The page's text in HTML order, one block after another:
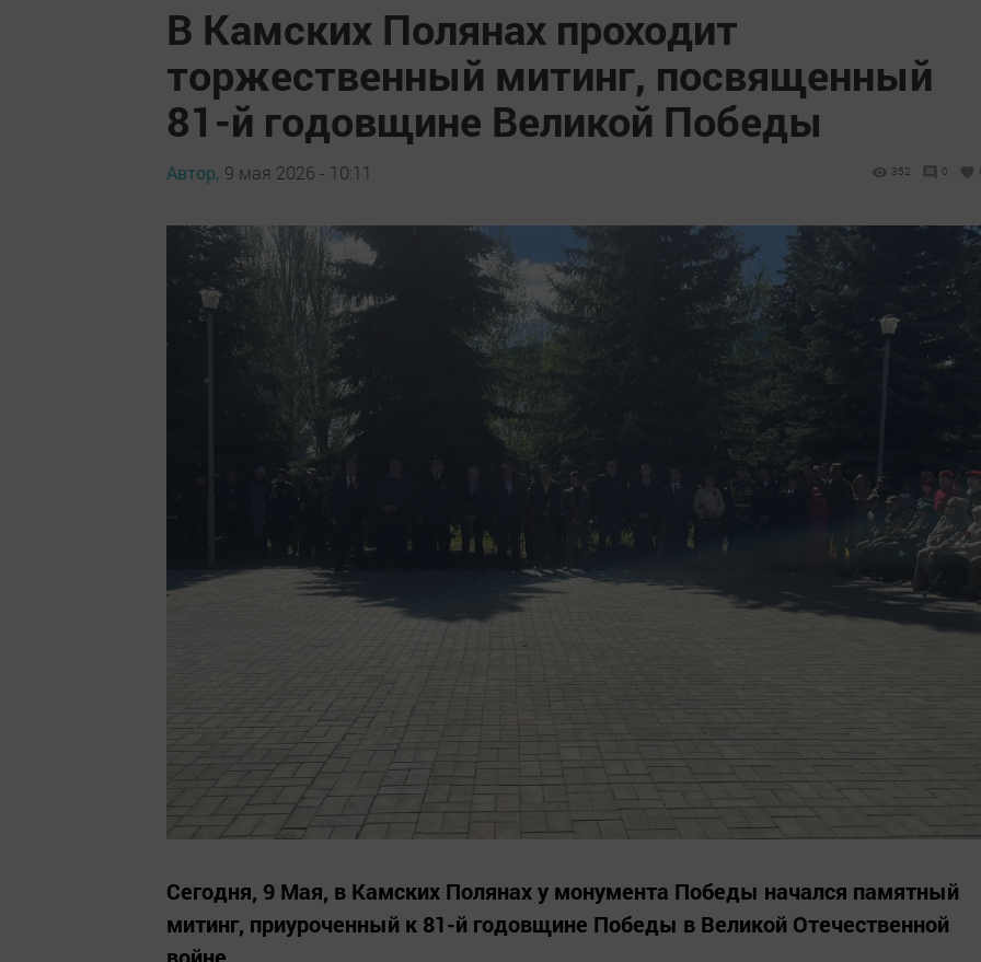
В Камских Полянах проходит
торжественный митинг, посвященный
81-й годовщине Великой Победы
Автор, 9 мая 2026 - 10:11 352 0
Сегодня, 9 Мая, в Камских Полянах у монумента Победы начался памятный
митинг, приуроченный к 81-й годовщине Победы в Великой Отечественной